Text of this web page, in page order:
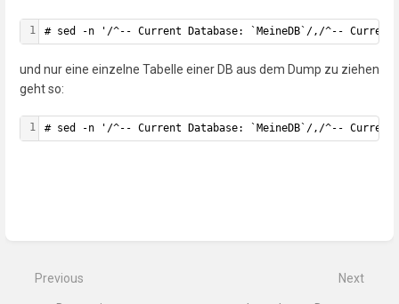
1 # sed -n '/^-- Current Database: `MeineDB`/,/^-- Current
und nur eine einzelne Tabelle einer DB aus dem Dump zu ziehen
geht so:
1 # sed -n '/^-- Current Database: `MeineDB`/,/^-- Current
Previous Next